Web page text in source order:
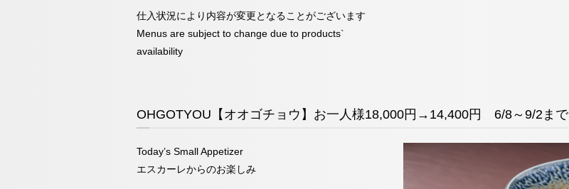
仕入状況により内容が変更となることがございます
Menus are subject to change due to products`
availability
OHGOTYOU【オオゴチョウ】お一人様18,000円→14,400円 6/8～9/2まで
Today’s Small Appetizer
エスカーレからのお楽しみ